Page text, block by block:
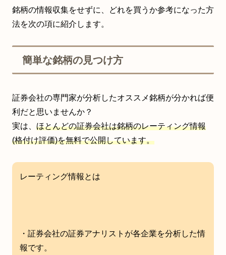
銘柄の情報収集をせずに、どれを買うか参考になった方
法を次の項に紹介します。
簡単な銘柄の見つけ方
証券会社の専門家が分析したオススメ銘柄が分かれば便
利だと思いませんか？
実は、 ほとんどの証券会社は銘柄のレーティング情報
(格付け評価)を無料で公開しています。
レーティング情報とは
・証券会社の証券アナリストが各企業を分析した情
報です。